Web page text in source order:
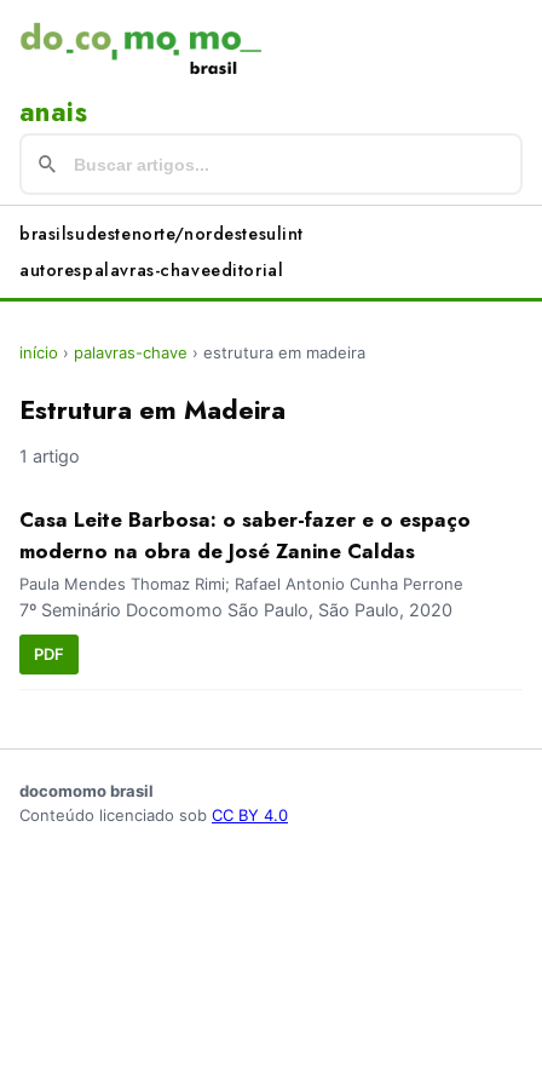
anais
brasilsudestenorte/nordestesulint
autorespalavras-chaveeditorial
início › palavras-chave › estrutura em madeira
Estrutura em Madeira
1 artigo
Casa Leite Barbosa: o saber-fazer e o espaço
moderno na obra de José Zanine Caldas
Paula Mendes Thomaz Rimi; Rafael Antonio Cunha Perrone
7º Seminário Docomomo São Paulo, São Paulo, 2020
PDF
docomomo brasil
Conteúdo licenciado sob CC BY 4.0